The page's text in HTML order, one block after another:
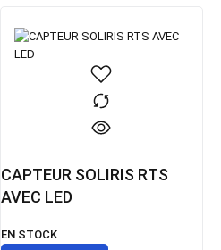
CAPTEUR SOLIRIS RTS
AVEC LED
EN STOCK